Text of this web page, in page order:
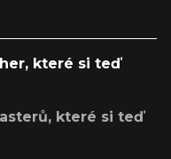
které si teď
které si teď